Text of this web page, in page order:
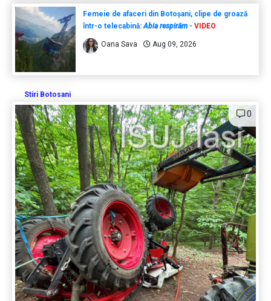
Femeie de afaceri din Botoșani, clipe de groază
într-o telecabină:Abia respirăm - VIDEO
Oana Sava Aug 09, 2026
Stiri Botosani
0